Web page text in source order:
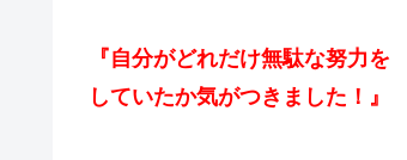
『自分がどれだけ無駄な努力を
していたか気がつきました！』